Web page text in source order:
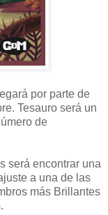
por parte de
Tesauro será un
de
será encontrar una
a una de las
más Brillantes